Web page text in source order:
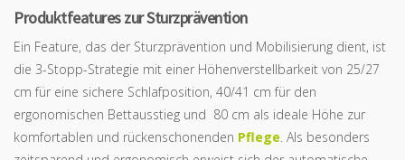
Produktfeatures zur Sturzprävention
Ein Feature, das der Sturzprävention und Mobilisierung dient, ist
die 3-Stopp-Strategie mit einer Höhenverstellbarkeit von 25/27
cm für eine sichere Schlafposition, 40/41 cm für den
ergonomischen Bettausstieg und 80 cm als ideale Höhe zur
komfortablen und rückenschonenden Pflege . Als besonders